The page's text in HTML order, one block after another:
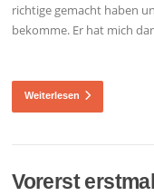
richtige gemacht haben
bekomme. Er hat mich
Weiterlesen
Vorerst